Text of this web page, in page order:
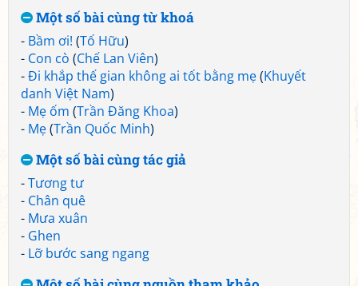
Một số bài cùng từ khoá
- Bầm ơi! (Tố Hữu)
- Con cò (Chế Lan Viên)
-Đi khắp thế gian không ai tốt bằng mẹ(Khuyết
danh Việt Nam)
- Mẹ ốm (Trần Đăng Khoa)
- Mẹ(Trần Quốc Minh)
Một số bài cùng tác giả
-Tương tư
- Chân quê
- Mưa xuân
- Ghen
- Lỡ bước sang ngang